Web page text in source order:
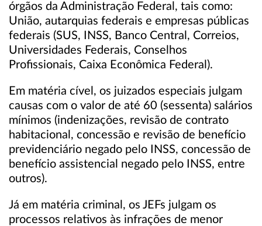
órgãos da Administração Federal, tais como:
União, autarquias federais e empresas públicas
federais (SUS, INSS, Banco Central, Correios,
Universidades Federais, Conselhos
Profissionais, Caixa Econômica Federal).
Em matéria cível, os juizados especiais julgam
causas com o valor de até 60 (sessenta) salários
mínimos (indenizações, revisão de contrato
habitacional, concessão e revisão de benefício
previdenciário negado pelo INSS, concessão de
benefício assistencial negado pelo INSS, entre
outros).
Já em matéria criminal, os JEFs julgam os
processos relativos às infrações de menor